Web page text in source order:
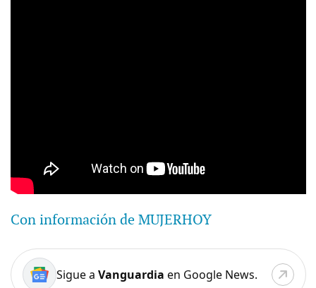
Con información de MUJERHOY
Sigue a Vanguardia en Google News.